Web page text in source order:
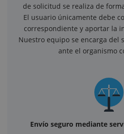
de solicitud se realiza de
El usuario únicamente debe
correspondiente y aportar la
Nuestro equipo se encarga del
ante el organismo
Envío seguro mediante